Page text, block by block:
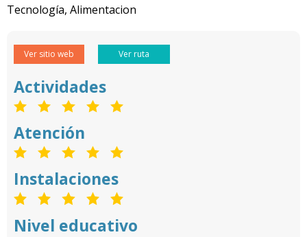
Tecnología, Alimentacion
Ver sitio web Ver ruta
Actividades
Atención
Instalaciones
Nivel educativo